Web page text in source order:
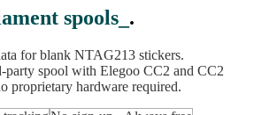
spools .
for blank NTAG213 stickers.
party spool with Elegoo CC2 and CC2
proprietary hardware required.